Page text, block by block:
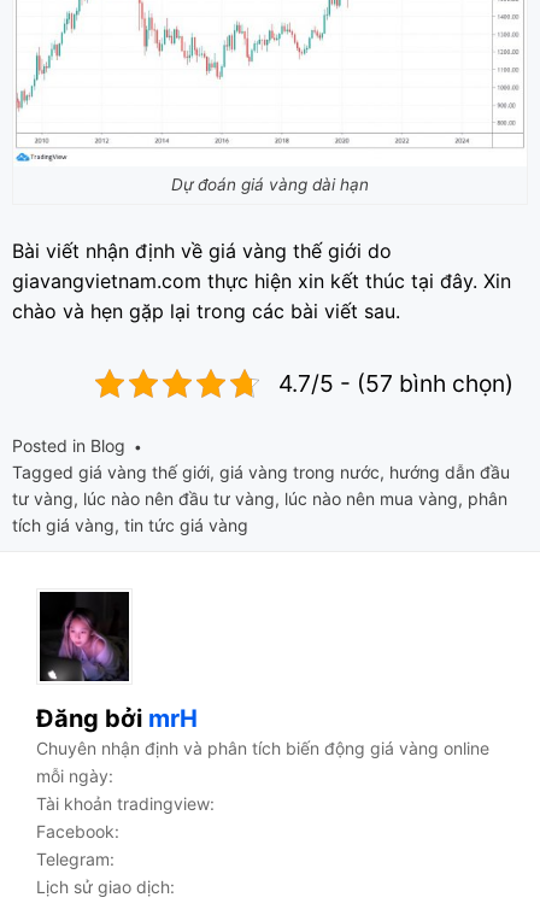
Dự đoán giá vàng dài hạn
Bài viết nhận định về giá vàng thế giới do
giavangvietnam.com thực hiện xin kết thúc tại đây. Xin
chào và hẹn gặp lại trong các bài viết sau.
4.7/5 - (57 bình chọn)
Posted in Blog
Tagged giá vàng thế giới, giá vàng trong nước, hướng dẫn đầu
tư vàng, lúc nào nên đầu tư vàng, lúc nào nên mua vàng, phân
tích giá vàng, tin tức giá vàng
Đăng bởi mrH
Chuyên nhận định và phân tích biến động giá vàng online
mỗi ngày:
Tài khoản tradingview:
Facebook:
Telegram:
Lịch sử giao dịch: